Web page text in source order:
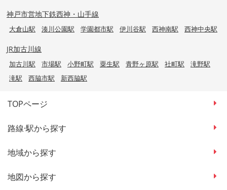
神戸市営地下鉄西神・山手線
大倉山駅 湊川公園駅 学園都市駅 伊川谷駅 西神南駅 西神中央駅
JR加古川線
加古川駅 市場駅 小野町駅 粟生駅 青野ヶ原駅 社町駅
滝野駅
滝駅
西脇市駅 新西脇駅
TOPページ
路線·駅から探す
地域から探す
地図から探す